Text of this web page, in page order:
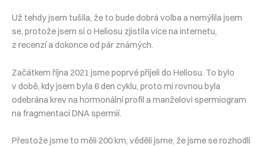
Už tehdy jsem tušila, že to bude dobrá volba a nemýlila jsem
se, protože jsem si o Heliosu zjistila více na internetu,
z recenzí a dokonce od pár známých.
Začátkem října 2021 jsme poprvé přijeli do Heliosu. To bylo
v době, kdy jsem byla 6 den cyklu, proto mi rovnou byla
odebrána krev na hormonální profil a manželovi spermiogram
na fragmentaci DNA spermií.
Přestože jsme to měli 200 km, věděli jsme, že jsme se rozhodli